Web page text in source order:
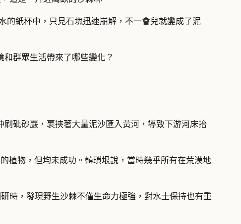
的紙杯中，只見石塊迅速崩解，不一會兒就變成了泥
群眾生活帶來了哪些變化？
砒砂巖，裹挾著大量泥沙匯入黃河，導致下游河床抬
植物，但均未成功。韓瑣垠說，當時幾乎所有在荒漠地
時，發現野生沙棘不僅生命力極強，對水土保持也有重